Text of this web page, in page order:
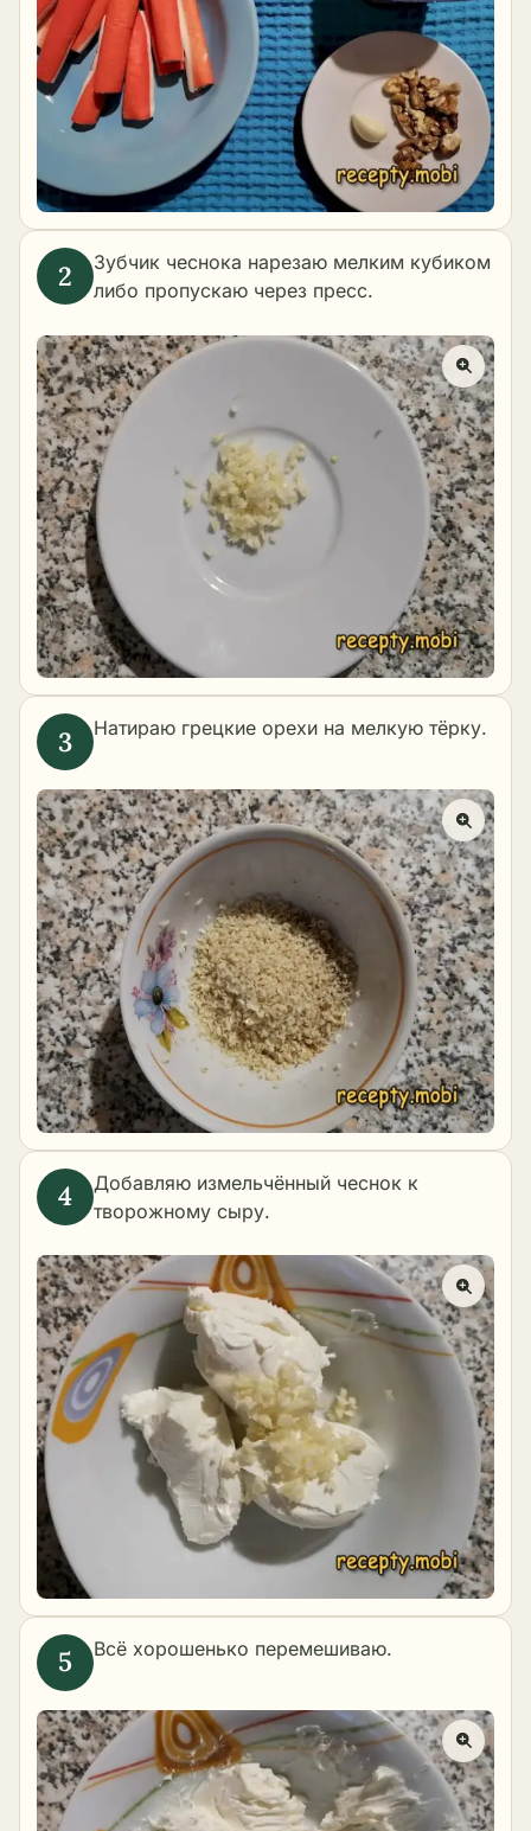
Зубчик чеснока нарезаю мелким кубиком
либо пропускаю через пресс.
Натираю грецкие орехи на мелкую тёрку.
Добавляю измельчённый чеснок к
творожному сыру.
Всё хорошенько перемешиваю.